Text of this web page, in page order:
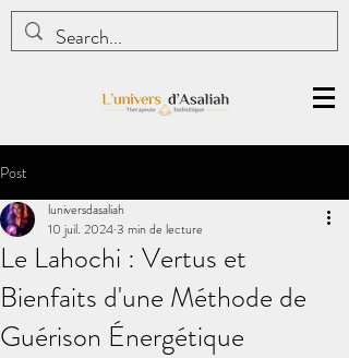
Post
Le Lahochi : Vertus et
Bienfaits d'une Méthode de
Guérison Énergétique
luniversdasaliah
10 juil. 20243 min de lecture